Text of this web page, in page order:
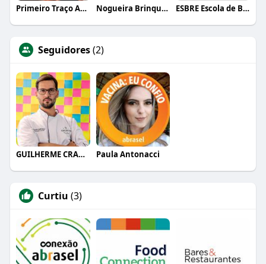
Primeiro Traço Arquitetura Nogueira Brinquedos ESBRE Escola de Bares e Restaurantes
Seguidores(2)
GUILHERME CRAMER BALLE Paula Antonacci
Curtiu (3)